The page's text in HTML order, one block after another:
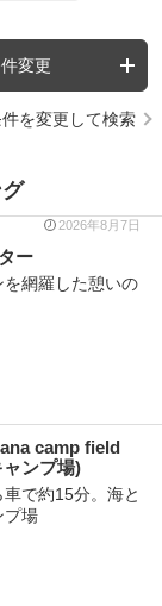
変更
を変更して検索
2026年8月7日
ー
網羅した憩いの
camp field
ンプ場)
で約15分。海と
プ場